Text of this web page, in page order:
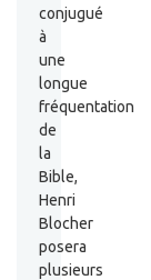
conjugué
à
une
longue
fréquentation
de
la
Bible,
Henri
Blocher
posera
plusieurs